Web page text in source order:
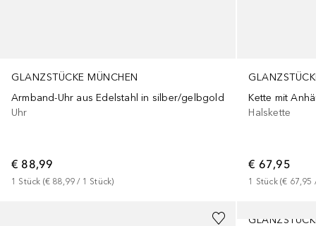
GLANZSTÜCKE MÜNCHEN
Armband-Uhr aus Edelstahl in silber/gelbgold
Uhr
€ 88,99
1 Stück (€ 88,99 / 1 Stück)
Halskette
€ 67,95
1 Stück (€ 67,95